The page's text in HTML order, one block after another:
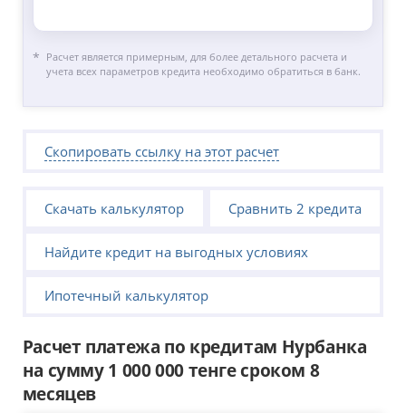
Расчет является примерным, для более детального расчета и
учета всех параметров кредита необходимо обратиться в банк.
Скопировать ссылку на этот расчет
Скачать калькулятор Сравнить 2 кредита
Найдите кредит на выгодных условиях
Ипотечный калькулятор
Расчет платежа по кредитам Нурбанка
на сумму 1 000 000 тенге сроком 8
месяцев